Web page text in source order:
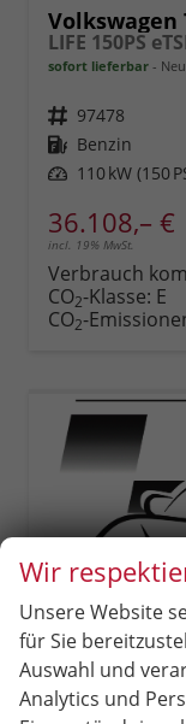
Volkswagen
sofort lieferbar
Fahrzeugnr. 97478
Kraftstoff Benzin
Leistung 110 kW (150
36.108,– €
incl. 19% MwSt.
Verbrauch
CO2-Klasse: E
CO2-
Wir
Unsere Website
für Sie
Auswahl und
Analytics und